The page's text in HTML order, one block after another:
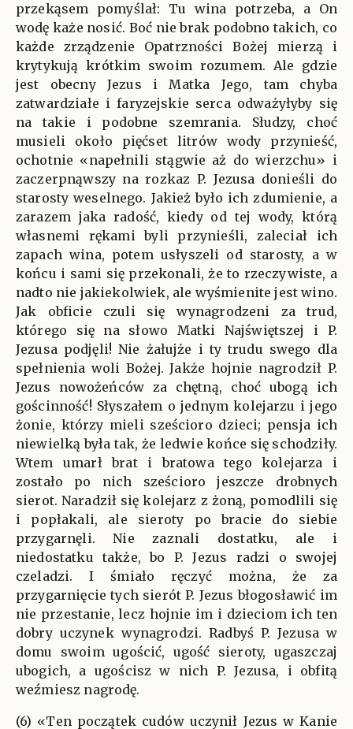
przekąsem pomyślał: Tu wina potrzeba, a On
wodę każe nosić. Boć nie brak podobno takich, co
każde zrządzenie Opatrzności Bożej mierzą i
krytykują krótkim swoim rozumem. Ale gdzie
jest obecny Jezus i Matka Jego, tam chyba
zatwardziałe i faryzejskie serca odważyłyby się
na takie i podobne szemrania. Słudzy, choć
musieli około pięćset litrów wody przynieść,
ochotnie «napełnili stągwie aż do wierzchu» i
zaczerpnąwszy na rozkaz P. Jezusa donieśli do
starosty weselnego. Jakież było ich zdumienie, a
zarazem jaka radość, kiedy od tej wody, którą
własnemi rękami byli przynieśli, zaleciał ich
zapach wina, potem usłyszeli od starosty, a w
końcu i sami się przekonali, że to rzeczywiste, a
nadto nie jakiekolwiek, ale wyśmienite jest wino.
Jak obficie czuli się wynagrodzeni za trud,
którego się na słowo Matki Najświętszej i P.
Jezusa podjęli! Nie żałujże i ty trudu swego dla
spełnienia woli Bożej. Jakże hojnie nagrodził P.
Jezus nowożeńców za chętną, choć ubogą ich
gościnność! Słyszałem o jednym kolejarzu i jego
żonie, którzy mieli sześcioro dzieci; pensja ich
niewielką była tak, że ledwie końce się schodziły.
Wtem umarł brat i bratowa tego kolejarza i
zostało po nich sześcioro jeszcze drobnych
sierot. Naradził się kolejarz z żoną, pomodlili się
i popłakali, ale sieroty po bracie do siebie
przygarnęli. Nie zaznali dostatku, ale i
niedostatku także, bo P. Jezus radzi o swojej
czeladzi. I śmiało ręczyć można, że za
przygarnięcie tych sierót P. Jezus błogosławić im
nie przestanie, lecz hojnie im i dzieciom ich ten
dobry uczynek wynagrodzi. Radbyś P. Jezusa w
domu swoim ugościć, ugość sieroty, ugaszczaj
ubogich, a ugościsz w nich P. Jezusa, i obfitą
weźmiesz nagrodę.
(6) «Ten początek cudów uczynił Jezus w Kanie